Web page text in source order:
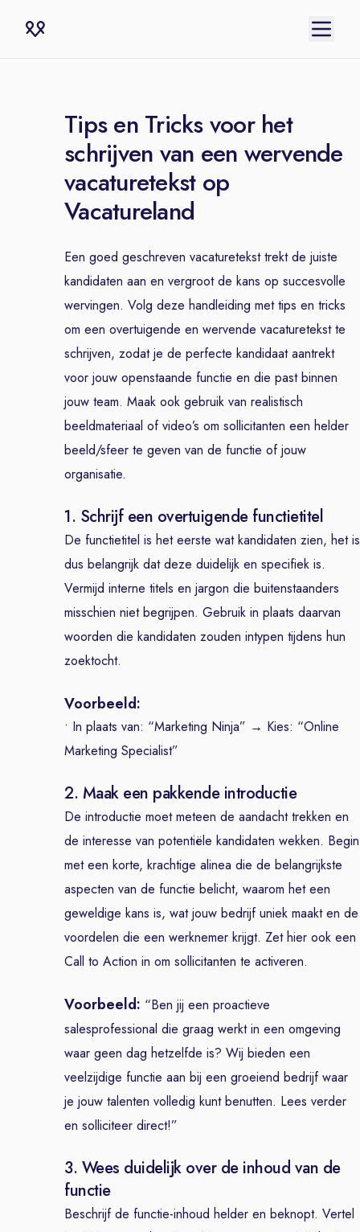
Tips en Tricks voor het
schrijven van een wervende
vacaturetekst op
Vacatureland
Een goed geschreven vacaturetekst trekt de juiste
kandidaten aan en vergroot de kans op succesvolle
wervingen. Volg deze handleiding met tips en tricks
om een overtuigende en wervende vacaturetekst te
schrijven, zodat je de perfecte kandidaat aantrekt
voor jouw openstaande functie en die past binnen
jouw team. Maak ook gebruik van realistisch
beeldmateriaal of video’s om sollicitanten een helder
beeld/sfeer te geven van de functie of jouw
organisatie.
1. Schrijf een overtuigende functietitel
De functietitel is het eerste wat kandidaten zien, het is
dus belangrijk dat deze duidelijk en specifiek is.
Vermijd interne titels en jargon die buitenstaanders
misschien niet begrijpen. Gebruik in plaats daarvan
woorden die kandidaten zouden intypen tijdens hun
zoektocht.
Voorbeeld:
• In plaats van: “Marketing Ninja” → Kies: “Online
Marketing Specialist”
2. Maak een pakkende introductie
De introductie moet meteen de aandacht trekken en
de interesse van potentiële kandidaten wekken. Begin
met een korte, krachtige alinea die de belangrijkste
aspecten van de functie belicht, waarom het een
geweldige kans is, wat jouw bedrijf uniek maakt en de
voordelen die een werknemer krijgt. Zet hier ook een
Call to Action in om sollicitanten te activeren.
Voorbeeld: “Ben jij een proactieve
salesprofessional die graag werkt in een omgeving
waar geen dag hetzelfde is? Wij bieden een
veelzijdige functie aan bij een groeiend bedrijf waar
je jouw talenten volledig kunt benutten. Lees verder
en solliciteer direct!”
3. Wees duidelijk over de inhoud van de
functie
Beschrijf de functie-inhoud helder en beknopt. Vertel